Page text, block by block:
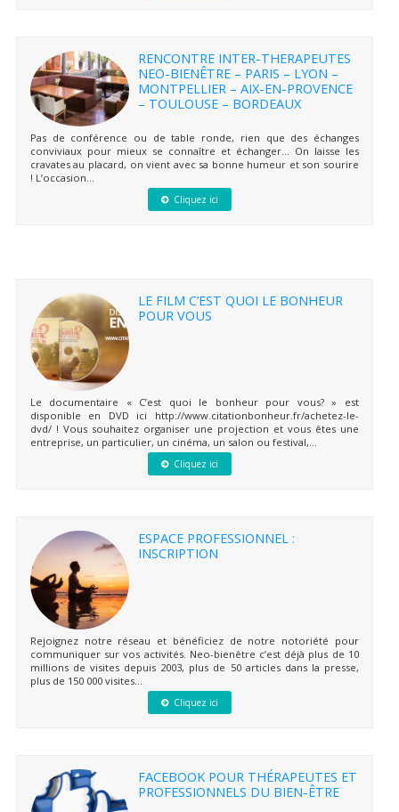
RENCONTRE INTER-THERAPEUTES
NEO-BIENÊTRE – PARIS – LYON –
MONTPELLIER – AIX-EN-PROVENCE
– TOULOUSE – BORDEAUX
Pas de conférence ou de table ronde, rien que des échanges
conviviaux pour mieux se connaître et échanger… On laisse les
cravates au placard, on vient avec sa bonne humeur et son sourire
! L’occasion...
Cliquez ici
LE FILM C’EST QUOI LE BONHEUR
POUR VOUS
Le documentaire « C’est quoi le bonheur pour vous? » est
disponible en DVD ici http://www.citationbonheur.fr/achetez-le-
dvd/ ! Vous souhaitez organiser une projection et vous êtes une
entreprise, un particulier, un cinéma, un salon ou festival,...
Cliquez ici
ESPACE PROFESSIONNEL :
INSCRIPTION
Rejoignez notre réseau et bénéficiez de notre notoriété pour
communiquer sur vos activités. Neo-bienêtre c’est déjà plus de 10
millions de visites depuis 2003, plus de 50 articles dans la presse,
plus de 150 000 visites...
Cliquez ici
FACEBOOK POUR THÉRAPEUTES ET
PROFESSIONNELS DU BIEN-ÊTRE